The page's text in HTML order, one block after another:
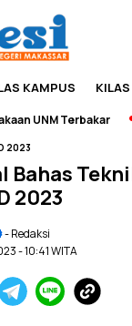
KAMPUS
UNM Terbakar
2023
Bahas
2023
- Redaksi
- 10:41 WITA